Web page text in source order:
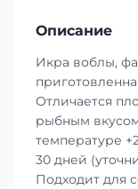
Описание
Икра воблы,
Отличается
рыбным
температуре
30 дней
Подходит для